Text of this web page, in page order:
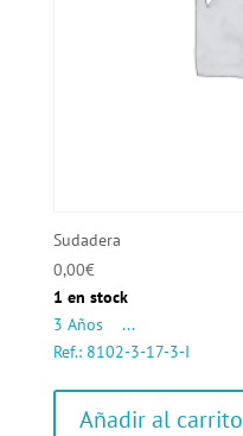
Sudadera
0,00€
1 en stock
3 Años ...
Ref.: 8102-3-17-3-I
Añadir al carrito